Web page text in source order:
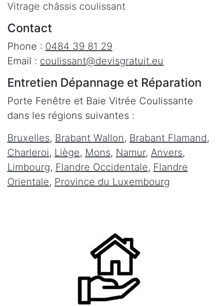
Vitrage châssis coulissant
Contact
Phone : 0484 39 81 29
Email : coulissant@devisgratuit.eu
Entretien Dépannage et Réparation
Porte Fenêtre et Baie Vitrée Coulissante
dans les régions suivantes :
Bruxelles, Brabant Wallon, Brabant Flamand,
Charleroi, Liège, Mons, Namur, Anvers,
Limbourg, Flandre Occidentale, Flandre
Orientale, Province du Luxembourg